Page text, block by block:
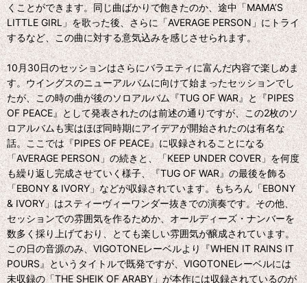
くことができます。同じ曲ばかりで飽きたのか、途中「MAMA’S
LITTLE GIRL」を歌った後、さらに「AVERAGE PERSON」にトライ
するなど、この曲に対する意気込みを感じさせられます。
10月30日のセッションはさらにバラエティに富んだ内容で楽しめま
す。ウイングスのニューアルバムに向けて始まったセッションでし
たが、この時の曲が後のソロアルバム『TUG OF WAR』と『PIPES
OF PEACE』として発表されたのは前述の通りですが、この2枚のソ
ロアルバムも実はほぼ同時期にアイデアが開始されたのは有名な
話。ここでは『PIPES OF PEACE』に収録されることになる
「AVERAGE PERSON」の続きと、「KEEP UNDER COVER」を何度
も繰り返し完成させていく様子、『TUG OF WAR』の最後を飾る
「EBONY & IVORY」などが収録されています。もちろん「EBONY
& IVORY」はスティーヴィーワンダー抜きでの演奏です。その他、
セッションでの雰囲気を作るためか、オールディーズ・ナンバーを
数多く採り上げており、とても楽しい雰囲気が醸成されています。
この日の音源のみ、VIGOTONEレーベルより『WHEN IT RAINS IT
POURS』というタイトルで既発ですが、VIGOTONEレーベルには
未収録の「THE SHEIK OF ARABY」が本作には収録されているのが